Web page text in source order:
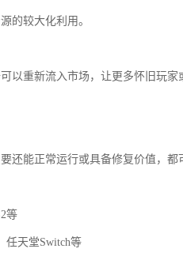
的较大化利用。
以重新流入市场，让更多怀旧玩家
还能正常运行或具备修复价值，都
等
任天堂Switch等